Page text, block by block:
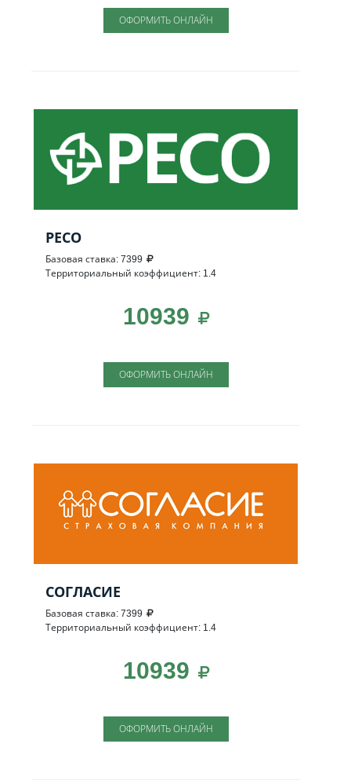
ОФОРМИТЬ ОНЛАЙН
РЕСО
Базовая ставка: 7399
Территориальный коэффициент: 1.4
10939
ОФОРМИТЬ ОНЛАЙН
СОГЛАСИЕ
Базовая ставка: 7399
Территориальный коэффициент: 1.4
10939
ОФОРМИТЬ ОНЛАЙН